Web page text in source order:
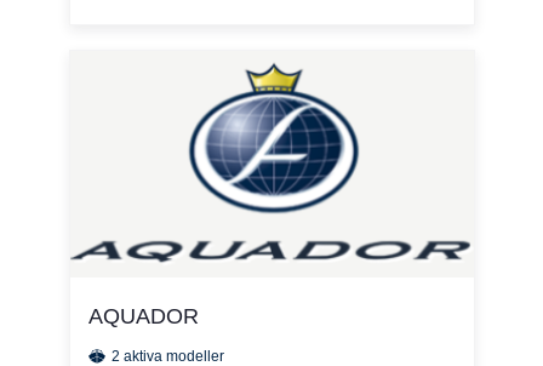
AQUADOR
2 aktiva modeller